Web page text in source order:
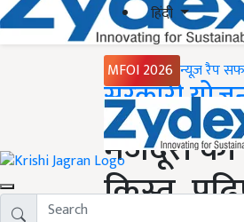
हिंदी
MFOI 2026 न्यूज़ रैप
Home
सरकारी
मजदूरों
किस्त,